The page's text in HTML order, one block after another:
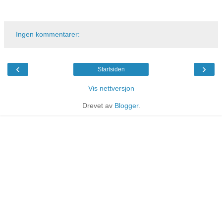
Ingen kommentarer:
‹ ›
Startsiden
Vis nettversjon
Drevet av Blogger.